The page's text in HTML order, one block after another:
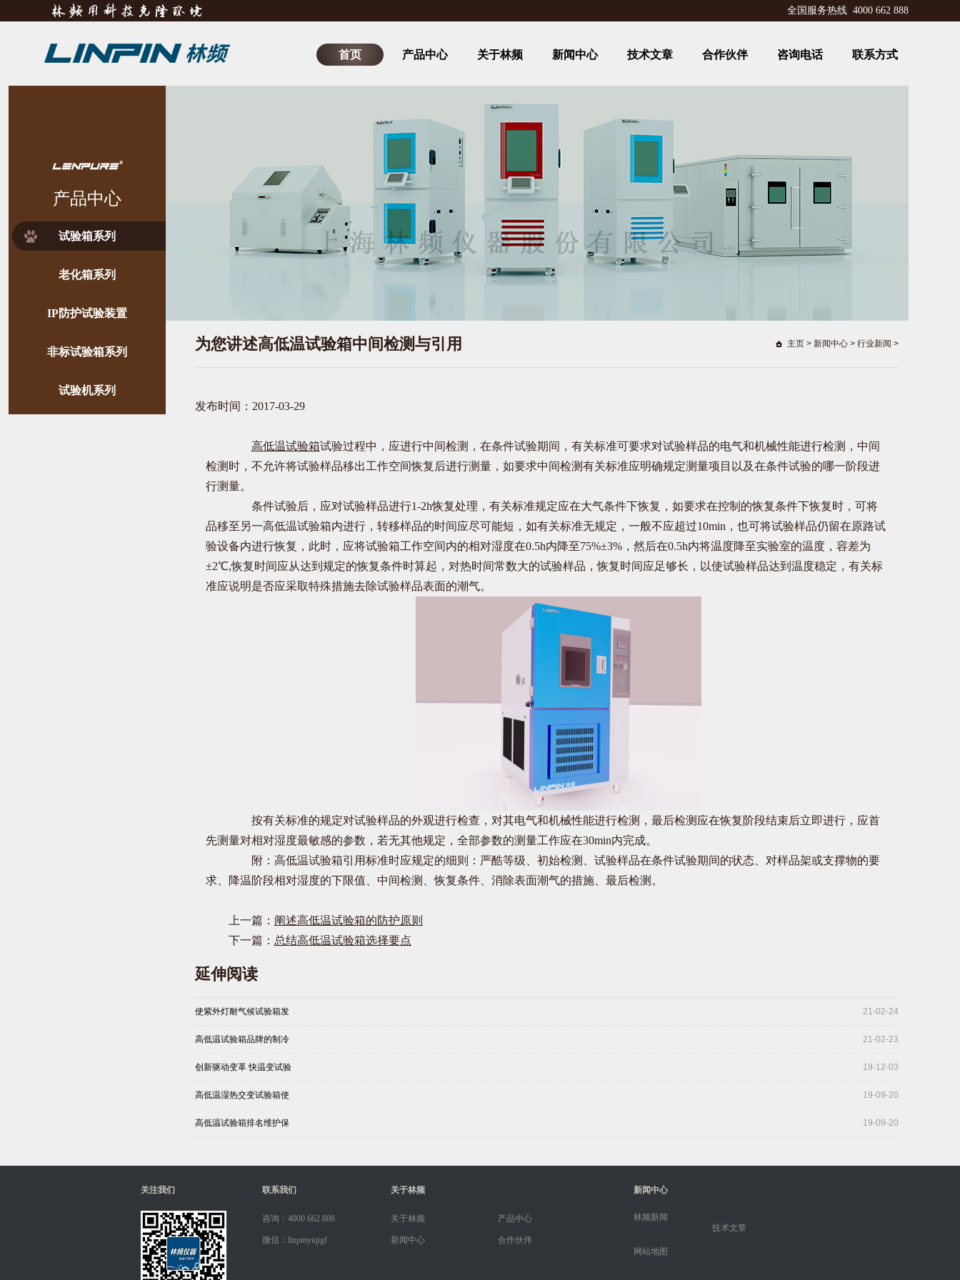
全国服务热线 4000 662 888
首页 产品中心 关于林频 新闻中心 技术文章 合作伙伴 咨询电话 联系方式
产品中心
试验箱系列
老化箱系列
IP防护试验装置
非标试验箱系列
试验机系列
为您讲述高低温试验箱中间检测与引用 主页 > 新闻中心 > 行业新闻 >
发布时间：2017-03-29
高低温试验箱试验过程中，应进行中间检测，在条件试验期间，有关标准可要求对试验样品的电气和机械性能进行检测，中间
检测时，不允许将试验样品移出工作空间恢复后进行测量，如要求中间检测有关标准应明确规定测量项目以及在条件试验的哪一阶段进
行测量。
条件试验后，应对试验样品进行1-2h恢复处理，有关标准规定应在大气条件下恢复，如要求在控制的恢复条件下恢复时，可将
品移至另一高低温试验箱内进行，转移样品的时间应尽可能短，如有关标准无规定，一般不应超过10min，也可将试验样品仍留在原路试
验设备内进行恢复，此时，应将试验箱工作空间内的相对湿度在0.5h内降至75%±3%，然后在0.5h内将温度降至实验室的温度，容差为
±2℃,恢复时间应从达到规定的恢复条件时算起，对热时间常数大的试验样品，恢复时间应足够长，以使试验样品达到温度稳定，有关标
准应说明是否应采取特殊措施去除试验样品表面的潮气。
按有关标准的规定对试验样品的外观进行检查，对其电气和机械性能进行检测，最后检测应在恢复阶段结束后立即进行，应首
先测量对相对湿度最敏感的参数，若无其他规定，全部参数的测量工作应在30min内完成。
附：高低温试验箱引用标准时应规定的细则：严酷等级、初始检测、试验样品在条件试验期间的状态、对样品架或支撑物的要
求、降温阶段相对湿度的下限值、中间检测、恢复条件、消除表面潮气的措施、最后检测。
上一篇： 阐述高低温试验箱的防护原则
下一篇： 总结高低温试验箱选择要点
延伸阅读
使紫外灯耐气候试验箱发 21-02-24
高低温试验箱品牌的制冷 21-02-23
创新驱动变革 快温变试验 19-12-03
高低温湿热交变试验箱使 19-09-20
高低温试验箱排名维护保 19-09-20
关注我们 联系我们
咨询：4000 662 888
微信：linpinyiqigf
关于林频
关于林频 产品中心
新闻中心 合作伙伴
新闻中心
林频新闻
技术文章
网站地图